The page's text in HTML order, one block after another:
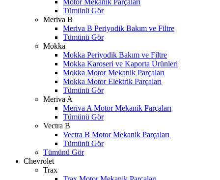
Motor Mekanik Parçaları
Tümünü Gör
Meriva B
Meriva B Periyodik Bakım ve Filtre
Tümünü Gör
Mokka
Mokka Periyodik Bakım ve Filtre
Mokka Karoseri ve Kaporta Ürünleri
Mokka Motor Mekanik Parçaları
Mokka Motor Elektrik Parçaları
Tümünü Gör
Meriva A
Meriva A Motor Mekanik Parçaları
Tümünü Gör
Vectra B
Vectra B Motor Mekanik Parçaları
Tümünü Gör
Tümünü Gör
Chevrolet
Trax